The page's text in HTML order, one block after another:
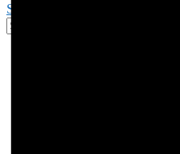
Search